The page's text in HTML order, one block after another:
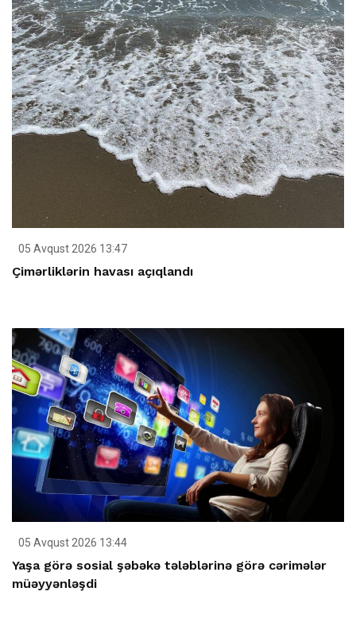
05 Avqust 2026 13:47
Çimərliklərin havası açıqlandı
05 Avqust 2026 13:44
Yaşa görə sosial şəbəkə tələblərinə görə cərimələr
müəyyənləşdi